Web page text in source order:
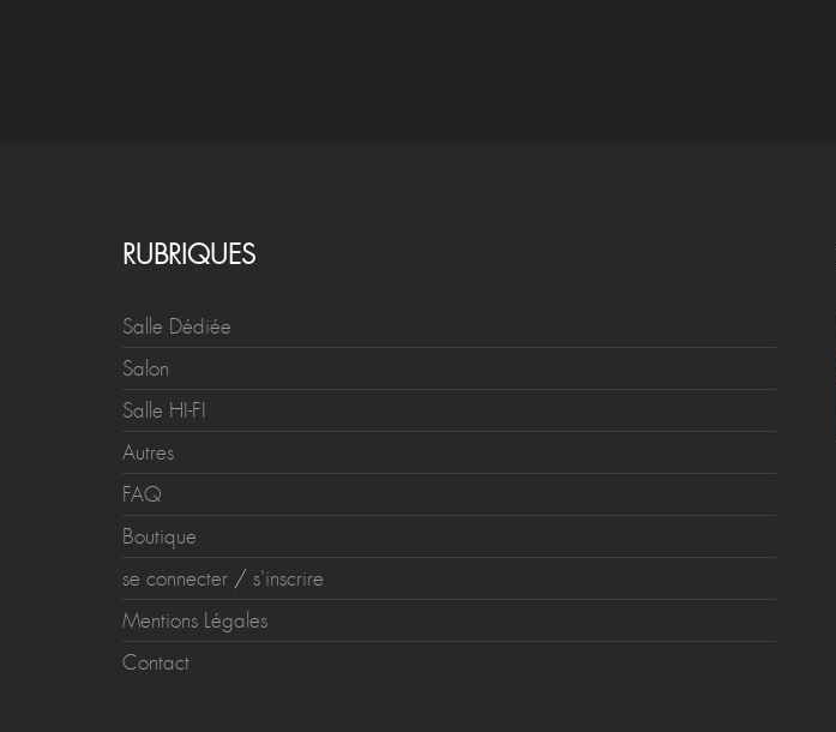
RUBRIQUES
Salle Dédiée
Salon
Salle HI-FI
Autres
FAQ
Boutique
se connecter / s'inscrire
Mentions Légales
Contact